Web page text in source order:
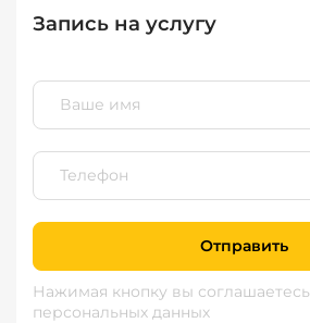
Запись на услугу
Отправить
Нажимая кнопку вы соглашаетесь
персональных данных